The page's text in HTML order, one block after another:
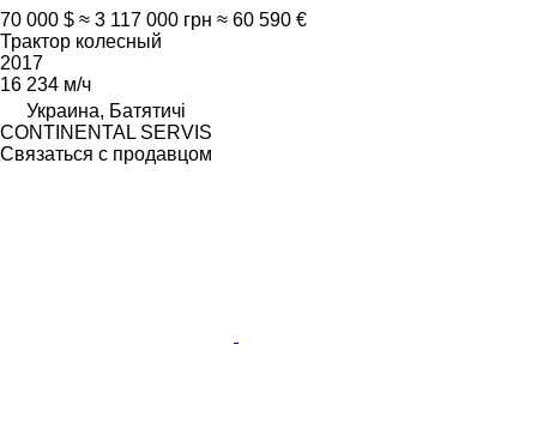
70 000 $ ≈ 3 117 000 грн ≈ 60 590 €
Трактор колесный
2017
16 234 м/ч
Украина, Батятичі
CONTINENTAL SERVIS
Связаться с продавцом